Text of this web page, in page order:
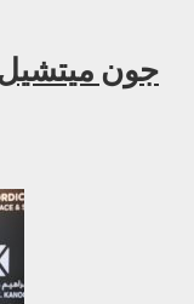
جون ميتشيل